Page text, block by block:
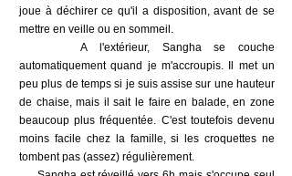
joue à déchirer ce qu'il a disposition, avant de se
mettre en veille ou en sommeil.
A l'extérieur, Sangha se couche
automatiquement quand je m'accroupis. Il met un
peu plus de temps si je suis assise sur une hauteur
de chaise, mais il sait le faire en balade, en zone
beaucoup plus fréquentée. C'est toutefois devenu
moins facile chez la famille, si les croquettes ne
tombent pas (assez) régulièrement.